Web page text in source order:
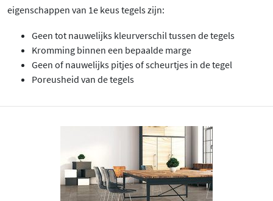
eigenschappen van 1e keus tegels zijn:
Geen tot nauwelijks kleurverschil tussen de tegels
Kromming binnen een bepaalde marge
Geen of nauwelijks pitjes of scheurtjes in de tegel
Poreusheid van de tegels